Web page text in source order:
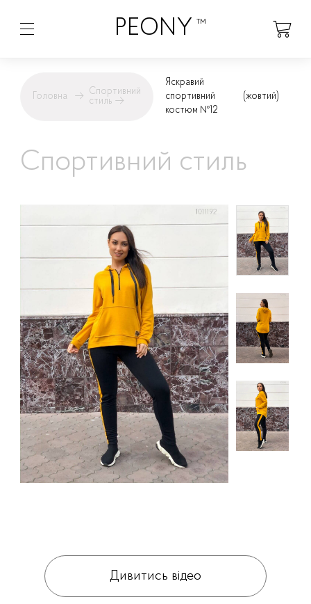
PEONY ™
Головна → Спортивний
стиль →
Яскравий
спортивний
костюм №12
(жовтий)
Спортивний стиль
Дивитись відео